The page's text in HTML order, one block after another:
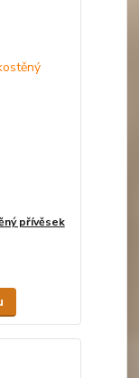
přívěsek